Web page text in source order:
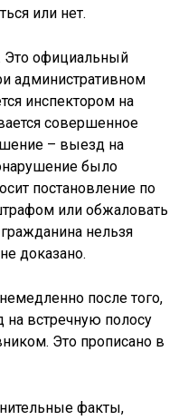
или нет.
Это официальный
административном
инспектором на
совершенное
– выезд на
было
постановление по
или обжаловать
нельзя
доказано.
после того,
встречную полосу
Это прописано в
факты,